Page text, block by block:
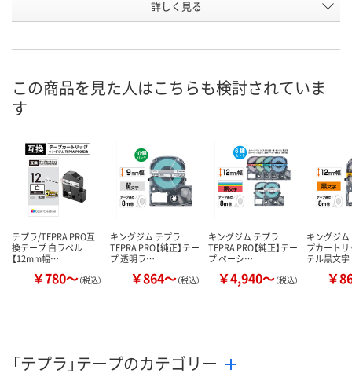
ネイビー/白文字 ベージュ/黒
お申込番
在庫 5点 1点 4点
数量 数量
詳しく見る
この商品を見た人はこちらも検討されていま
す
テプラ/TEPRA PRO互
換テープ 白ラベル
【12mm幅…
￥780～（税込）
キングジム テプラ
TEPRA PRO【純正】テー
プ 透明ラ…
￥864～（税込）
キングジム テプラ
TEPRA PRO【純正】テー
プ ベーシ…
￥4,940～（税込）
キングジ
プカート
テル黒文字
￥
「テプラ」テープのカテゴリー